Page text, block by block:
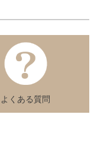
よくある質問